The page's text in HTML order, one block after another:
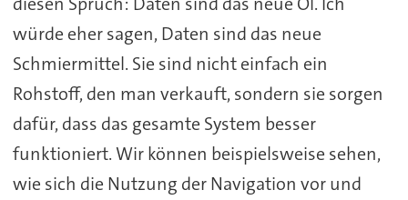
würde eher sagen, Daten sind das neue
Schmiermittel. Sie sind nicht einfach ein
Rohstoff, den man verkauft, sondern sie sorgen
dafür, dass das gesamte System besser
funktioniert. Wir können beispielsweise sehen,
wie sich die Nutzung der Navigation vor und